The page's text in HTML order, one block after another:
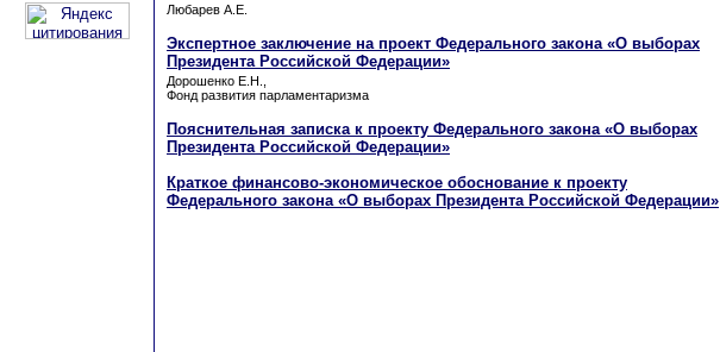
Любарев А.Е.
Экспертное заключение на проект Федерального закона «О выборах
Президента Российской Федерации»
Дорошенко Е.Н.,
Фонд развития парламентаризма
Пояснительная записка к проекту Федерального закона «О выборах
Президента Российской Федерации»
Краткое финансово-экономическое обоснование к проекту
Федерального закона «О выборах Президента Российской Федерации»